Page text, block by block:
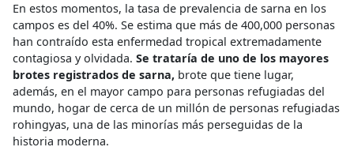
En estos momentos, la tasa de prevalencia de sarna en los
campos es del 40%. Se estima que más de 400,000 personas
han contraído esta enfermedad tropical extremadamente
contagiosa y olvidada. Se trataría de uno de los mayores
brotes registrados de sarna, brote que tiene lugar,
además, en el mayor campo para personas refugiadas del
mundo, hogar de cerca de un millón de personas refugiadas
rohingyas, una de las minorías más perseguidas de la
historia moderna.